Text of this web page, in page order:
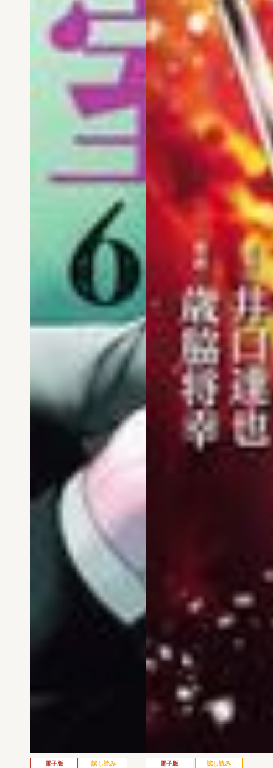
電子版 試し読み 電子版 試し読み